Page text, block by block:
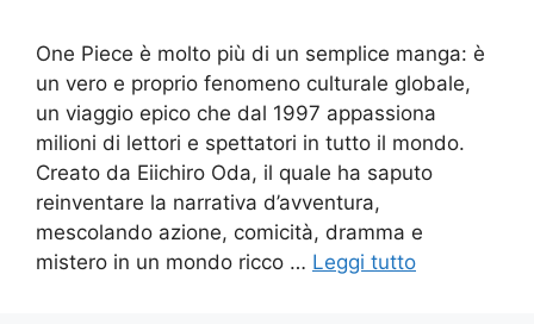
One Piece è molto più di un semplice manga: è
un vero e proprio fenomeno culturale globale,
un viaggio epico che dal 1997 appassiona
milioni di lettori e spettatori in tutto il mondo.
Creato da Eiichiro Oda, il quale ha saputo
reinventare la narrativa d’avventura,
mescolando azione, comicità, dramma e
mistero in un mondo ricco … Leggi tutto